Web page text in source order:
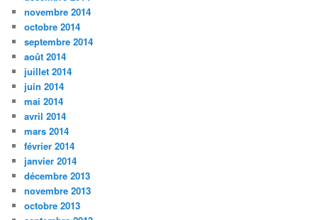
novembre 2014
octobre 2014
septembre 2014
août 2014
juillet 2014
juin 2014
mai 2014
avril 2014
mars 2014
février 2014
janvier 2014
décembre 2013
novembre 2013
octobre 2013